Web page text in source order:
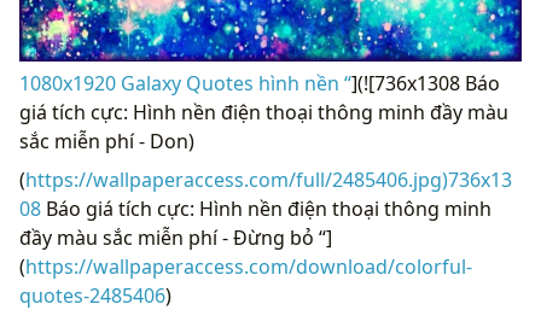
1080x1920 Galaxy Quotes hình nền “](![736x1308 Báo
giá tích cực: Hình nền điện thoại thông minh đầy màu
sắc miễn phí - Don)
(https://wallpaperaccess.com/full/2485406.jpg)736x13
08 Báo giá tích cực: Hình nền điện thoại thông minh
đầy màu sắc miễn phí - Đừng bỏ “]
(https://wallpaperaccess.com/download/colorful-
quotes-2485406)